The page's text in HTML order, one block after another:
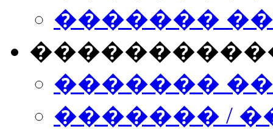
�������
�������
������� /